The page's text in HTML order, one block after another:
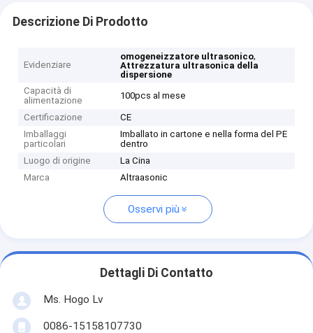
Descrizione Di Prodotto
Evidenziare
omogeneizzatore ultrasonico,
Attrezzatura ultrasonica della
dispersione
Capacità di
alimentazione
100pcs al mese
Certificazione
CE
Imballaggi
particolari
Imballato in cartone e nella forma del PE
dentro
Luogo di origine
La Cina
Marca
Altraasonic
Osservi più
Dettagli Di Contatto
Ms. Hogo Lv
0086-15158107730